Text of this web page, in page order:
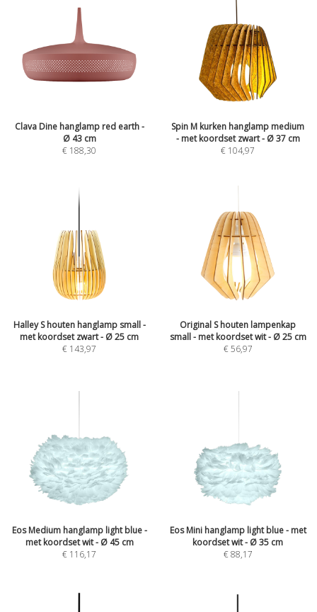
Clava Dine hanglamp red earth -
Ø 43 cm
€ 188,30
Spin M kurken hanglamp medium
- met koordset zwart - Ø 37 cm
€ 104,97
Halley S houten hanglamp small -
met koordset zwart - Ø 25 cm
€ 143,97
Original S houten lampenkap
small - met koordset wit - Ø 25 cm
€56,97
Eos Medium hanglamp light blue -
met koordset wit - Ø 45 cm
€ 116,17
Eos Mini hanglamp light blue - met
koordset wit - Ø 35 cm
€88,17